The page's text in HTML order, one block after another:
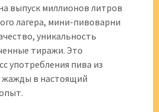
выпуск миллионов литров
лагера, мини-пивоварни
уникальность
тиражи. Это
употребления пива из
жажды в настоящий